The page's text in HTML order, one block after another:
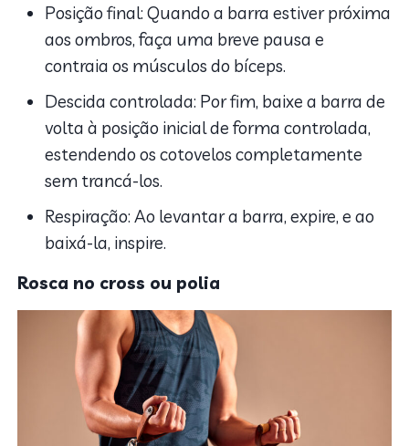
Posição final: Quando a barra estiver próxima
aos ombros, faça uma breve pausa e
contraia os músculos do bíceps.
Descida controlada: Por fim, baixe a barra de
volta à posição inicial de forma controlada,
estendendo os cotovelos completamente
sem trancá-los.
Respiração: Ao levantar a barra, expire, e ao
baixá-la, inspire.
Rosca no cross ou polia